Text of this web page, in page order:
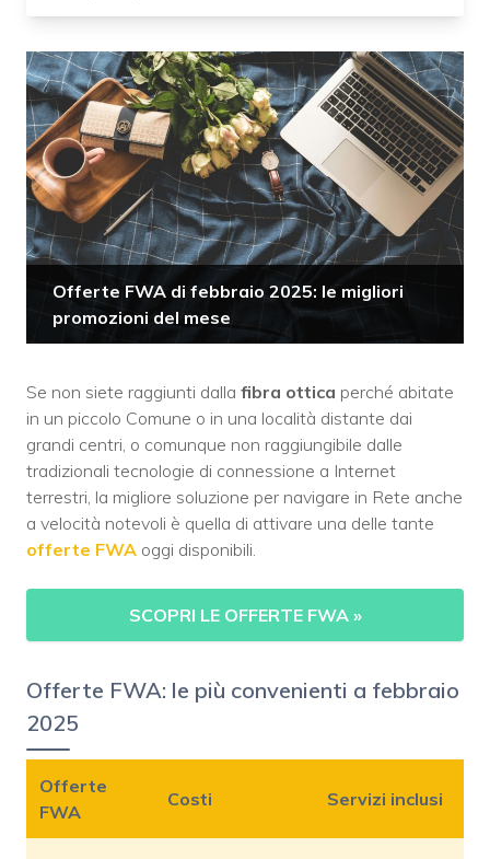
Offerte FWA di febbraio 2025: le migliori
promozioni del mese
Se non siete raggiunti dalla fibra ottica perché abitate
in un piccolo Comune o in una località distante dai
grandi centri, o comunque non raggiungibile dalle
tradizionali tecnologie di connessione a Internet
terrestri, la migliore soluzione per navigare in Rete anche
a velocità notevoli è quella di attivare una delle tante
offerte FWA oggi disponibili.
SCOPRI LE OFFERTE FWA »
Offerte FWA: le più convenienti a febbraio
2025
Offerte
FWA
Costi Servizi inclusi